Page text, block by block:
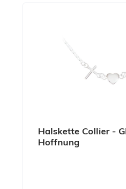
Halskette Collier -
Hoffnung